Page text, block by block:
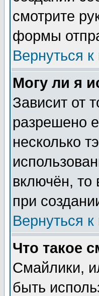
смотрите
формы
Вернуться к
Могу ли я
Зависит от
разрешено
несколько
включён, то
при
Вернуться к
Что такое
Смайлики,
быть